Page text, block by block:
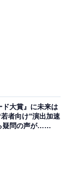
ド大賞』に未来は
者向け”演出加速
疑問の声が……